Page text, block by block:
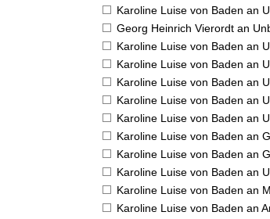
Karoline Luise von Baden an
Georg Heinrich Vierordt an
Karoline Luise von Baden an
Karoline Luise von Baden an
Karoline Luise von Baden an
Karoline Luise von Baden an
Karoline Luise von Baden an
Karoline Luise von Baden an
Karoline Luise von Baden an
Karoline Luise von Baden an
Karoline Luise von Baden an
Karoline Luise von Baden an